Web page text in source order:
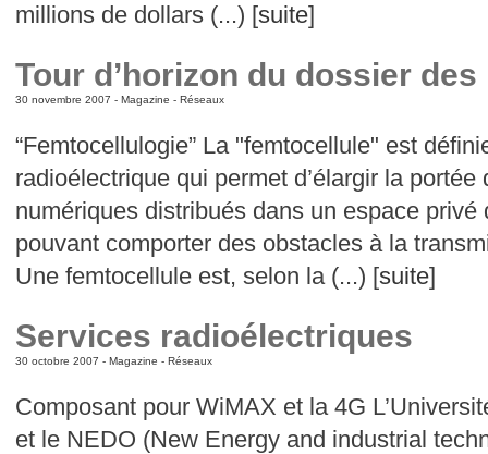
millions de dollars (...) [suite]
Tour d’horizon du dossier
30 novembre 2007 - Magazine - Réseaux
“Femtocellulogie” La "femtocellule" est
radioélectrique qui permet d’élargir la portée
numériques distribués dans un espace privé
pouvant comporter des obstacles à la
Une femtocellule est, selon la (...) [suite]
Services radioélectriques
30 octobre 2007 - Magazine - Réseaux
Composant pour WiMAX et la 4G
et le NEDO (New Energy and industrial